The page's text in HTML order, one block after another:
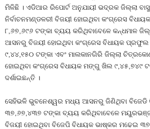
ମିଳିଛି । ଏଡିଆର ରିପୋର୍ଟ ଅନୁଯାୟୀ ଭଦ୍ରକ ଜିଲ୍ଲା
ନିର୍ବାଚନମଣ୍ଡଳରୀ ବିଜୟୀ ହୋଇଥିବା କଂଗ୍ରେସ
୮,୬୭,୬୯୬ ଟଙ୍କା ବ୍ୟୟ କରିଥିବାବେଳେ କନ୍ଧମାଳ
ଆସନରୁ ବିଜୟୀ ହୋଇଥିବା କଂଗ୍ରେସ ବିଧାୟକ ପ୍ରଫୁଲ
୯,୪୪,୧୫୦ ଟଙ୍କା ଏବଂ ମାଲକାନଗିରି ଜିଲ୍ଲା
ହୋଇଥିବା କଂଗ୍ରେସ ବିଧାୟକ ମଙ୍ଗୁ ଖିଲ ୯,୪୫,୭୪୯
ଦର୍ଶାଇଛନ୍ତି ।
ସେହିଭଳି ଭୁବନେଶ୍ୱର ମଧ୍ୟ ଆସନରୁ ଜିଣିଥିବା ବିଜେଡି
୩୭,୬୭,୪୩୭ ଟଙ୍କା ବ୍ୟୟ କରିଥିବାବେଳେ
ବିଜୟୀ ହୋଇଥିବା ବିଜେପି ବିଧାୟକ ଭାଷ୍କର ମଢେଇ